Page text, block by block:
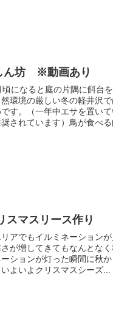
ん坊 ※動画あり
になると庭の片隅に餌台
環境の厳しい冬の軽井沢
す。（一年中エサを置い
されています）鳥が食べる
スマスリース作り
アでもイルミネーションが
が増してきてもなんとな
ションが灯った瞬間に秋
よいよクリスマスシーズ...